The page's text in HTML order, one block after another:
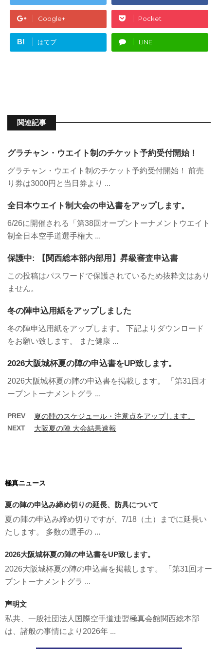
Google+ Pocket
B! はてブ LINE
関連記事
グラチャン・ウエイト制のチケット予約受付開始！
グラチャン・ウエイト制のチケット予約受付開始！ 前売
り券は3000円と当日券より ...
全日本ウエイト制大会の申込書をアップします。
6/26に開催される「第38回オープントーナメントウエイト
制全日本空手道選手権大 ...
保護中: 【関西総本部内部用】昇級審査申込書
この投稿はパスワードで保護されているため抜粋文はあり
ません。
冬の陣申込用紙をアップしました
冬の陣申込用紙をアップします。 下記よりダウンロード
をお願い致します。 また健康 ...
2026大阪城杯夏の陣の申込書をUP致します。
2026大阪城杯夏の陣の申込書を掲載します。 「第31回オ
ープントーナメントグラ ...
PREV 夏の陣のスケジュール・注意点をアップします。
NEXT 大阪夏の陣 大会結果速報
極真ニュース
夏の陣の申込み締め切りの延長、防具について
夏の陣の申込み締め切りですが、7/18（土）までに延長い
たします。 多数の選手の ...
2026大阪城杯夏の陣の申込書をUP致します。
2026大阪城杯夏の陣の申込書を掲載します。 「第31回オー
プントーナメントグラ ...
声明文
私共、一般社団法人国際空手道連盟極真会館関西総本部
は、諸般の事情により2026年 ...